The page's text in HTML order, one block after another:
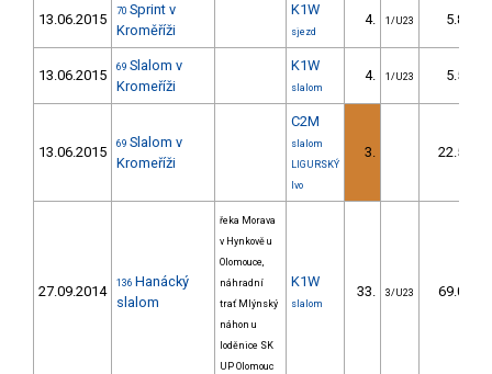
13.06.2015 70 Sprint v
Kroměříži
K1W
sjezd
4. 1/U23 5.80
13.06.2015 69 Slalom v
Kromeříži
K1W
slalom
4. 1/U23 5.50
13.06.2015 69 Slalom v
Kromeříži
C2M
slalom
LIGURSKÝ
Ivo
3. 22.50
27.09.2014 136 Hanácký
slalom
řeka Morava
v Hynkově u
Olomouce,
náhradní
trať Mlýnský
náhon u
loděnice SK
UP Olomouc
K1W
slalom
33. 3/U23 69.01